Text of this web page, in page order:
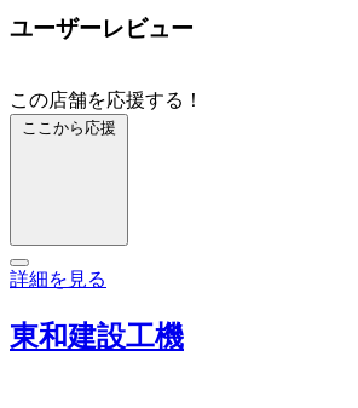
ユーザーレビュー
この店舗を応援する！
ここから応援
詳細を見る
東和建設工機